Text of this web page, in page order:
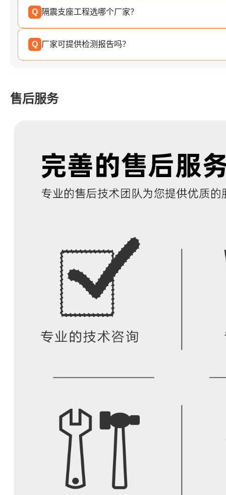
Q 隔震支座工程选哪个厂家？
Q 厂家可提供检测报告吗？
售后服务